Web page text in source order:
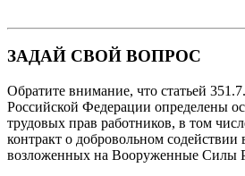
ЗАДАЙ СВОЙ ВОПРОС
Обратите внимание, что статьей
Российской Федерации определены
трудовых прав работников, в том
контракт о добровольном содействии
возложенных на Вооруженные Силы